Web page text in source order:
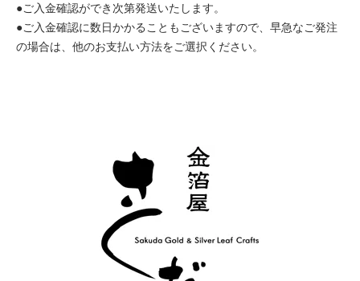
●ご入金確認ができ次第発送いたします。
●ご入金確認に数日かかることもございますので、早急なご発注
の場合は、他のお支払い方法をご選択ください。